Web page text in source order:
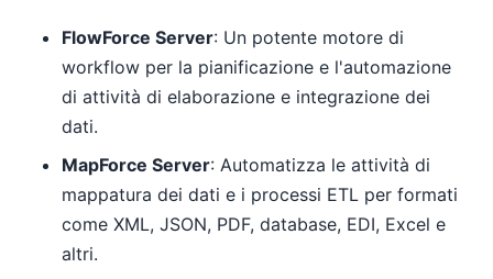
FlowForce Server: Un potente motore di
workflow per la pianificazione e l'automazione
di attività di elaborazione e integrazione dei
dati.
MapForce Server: Automatizza le attività di
mappatura dei dati e i processi ETL per formati
come XML, JSON, PDF, database, EDI, Excel e
altri.